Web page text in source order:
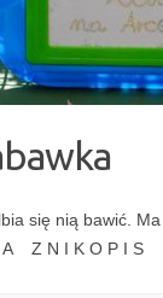
się nią bawić.
C A Z N I K O P